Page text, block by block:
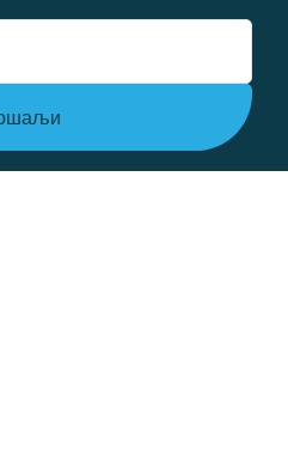
прихвататеуслове